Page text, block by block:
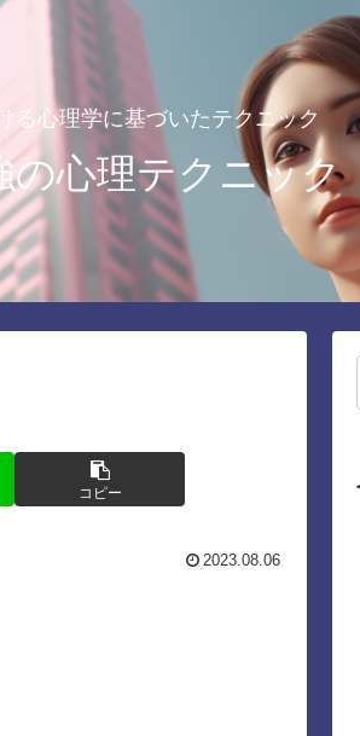
る心理学に基づいたテクニック
心理テクニック
コピー
2023.08.06